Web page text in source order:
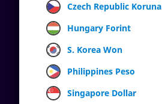
Czech Republic Koruna
Hungary Forint
S. Korea Won
Philippines Peso
Singapore Dollar